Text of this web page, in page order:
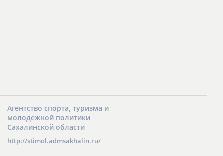
Агентство спорта, туризма и
молодежной политики
Сахалинской области
http://stimol.admsakhalin.ru/